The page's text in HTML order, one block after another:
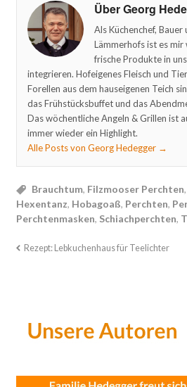
Über Georg
Als Küchenchef,
Lämmerhofs ist es mir
frische Produkte in
integrieren. Hofeigenes Fleisch und
Forellen aus dem hauseigenen Teich
das Frühstücksbuffet und das
Das wöchentliche Angeln & Grillen ist
immer wieder ein Highlight.
Alle Posts von Georg Hedegger →
Brauchtum, Filzmooser Perchten,
Hexentanz, Hobagoaß, Perchten,
Perchtenmasken, Schiachperchten,
Rezept: Lebkuchenhaus für Teelichter